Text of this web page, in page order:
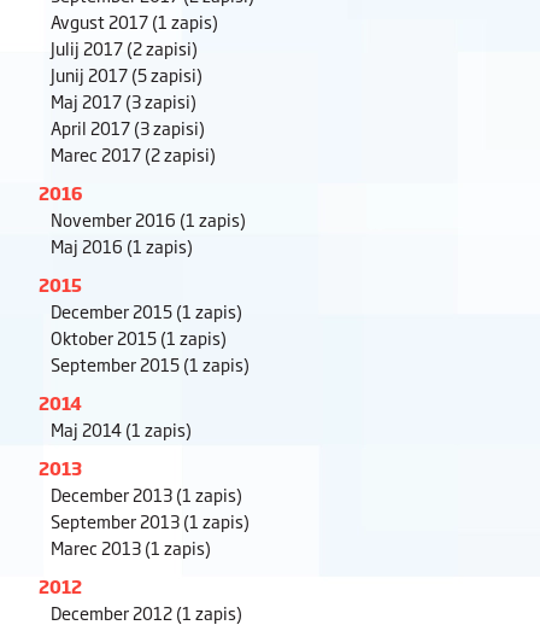
Avgust 2017(1 zapis)
Julij 2017(2 zapisi)
Junij 2017(5 zapisi)
Maj 2017(3 zapisi)
April 2017(3 zapisi)
Marec 2017(2 zapisi)
2016
November 2016 (1 zapis)
Maj 2016 (1 zapis)
2015
December 2015(1 zapis)
Oktober 2015(1 zapis)
September 2015(1 zapis)
2014
Maj 2014(1 zapis)
2013
December 2013(1 zapis)
September 2013(1 zapis)
Marec 2013(1 zapis)
2012
December 2012(1 zapis)